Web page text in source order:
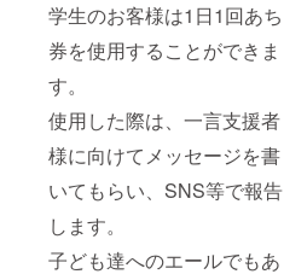
学生のお客様は1日1回あち
券を使用することができま
す。
使用した際は、一言支援者
様に向けてメッセージを書
いてもらい、SNS等で報告
します。
子ども達へのエールでもあ